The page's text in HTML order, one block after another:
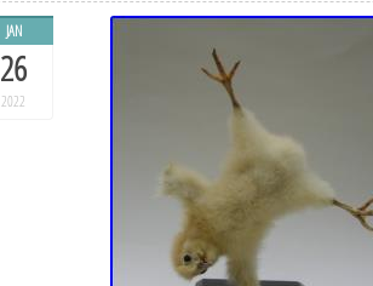
JAN
26
2022